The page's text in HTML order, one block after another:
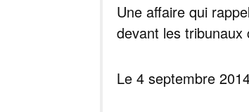
Une affaire qui
devant les tribunaux
Le 4 septembre